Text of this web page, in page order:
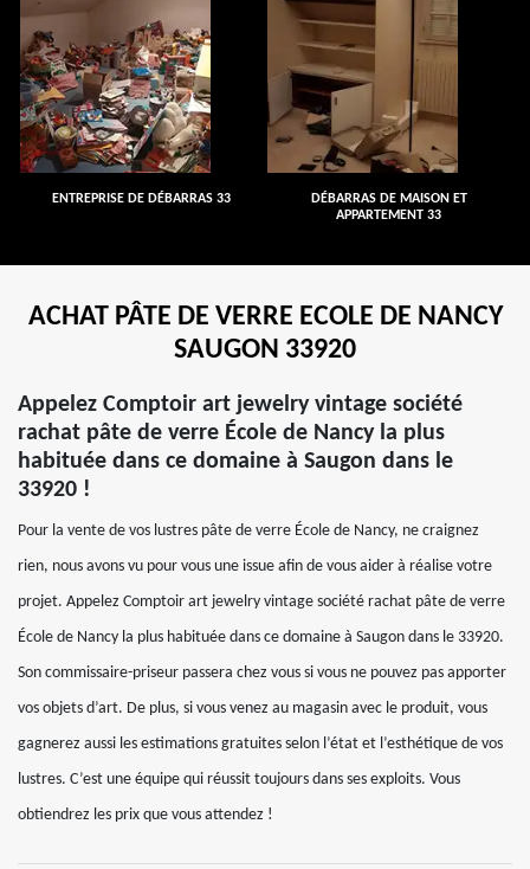
ENTREPRISE DE DÉBARRAS 33
DÉBARRAS DE MAISON ET
APPARTEMENT 33
ACHAT PÂTE DE VERRE ECOLE DE NANCY
SAUGON 33920
Appelez Comptoir art jewelry vintage société
rachat pâte de verre École de Nancy la plus
habituée dans ce domaine à Saugon dans le
33920 !
Pour la vente de vos lustres pâte de verre École de Nancy, ne craignez
rien, nous avons vu pour vous une issue afin de vous aider à réalise votre
projet. Appelez Comptoir art jewelry vintage société rachat pâte de verre
École de Nancy la plus habituée dans ce domaine à Saugon dans le 33920.
Son commissaire-priseur passera chez vous si vous ne pouvez pas apporter
vos objets d’art. De plus, si vous venez au magasin avec le produit, vous
gagnerez aussi les estimations gratuites selon l’état et l’esthétique de vos
lustres. C’est une équipe qui réussit toujours dans ses exploits. Vous
obtiendrez les prix que vous attendez !